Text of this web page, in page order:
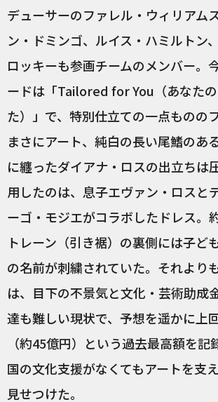
デューサーのファレル・ウィリアム
ン・ドミンゴ、ルイス・ハミルトン
ロッキーも参画チームのメンバー。
ードは「Tailored for You（あなた
た）」で、特別仕立ての一点ものの
まさにアート、純白の長い尾鰭のあ
に纏ったダイアナ・ロスの出立ちは
用したのは、息子エヴァン・ロスと
ーゴ・モジエがコラボしたドレス。
トレーン（引き裾）の裏側には子ど
の名前が刺繍されていた。それより
は、目下の不景気と文化・芸術助成
達も難しい現状で、予想を遥かに上
（約45億円）という過去最高額を記
国の文化支援がなくてもアートを支
見せつけた。